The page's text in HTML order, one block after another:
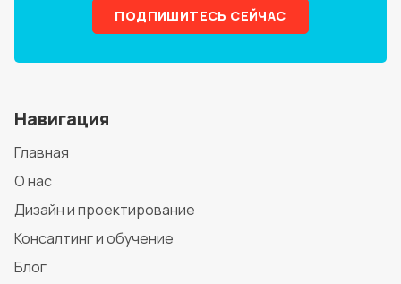
ПОДПИШИТЕСЬ СЕЙЧАС
Навигация
Главная
О нас
Дизайн и проектирование
Консалтинг и обучение
Блог